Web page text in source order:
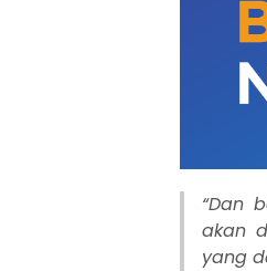
“Dan
akan
yang